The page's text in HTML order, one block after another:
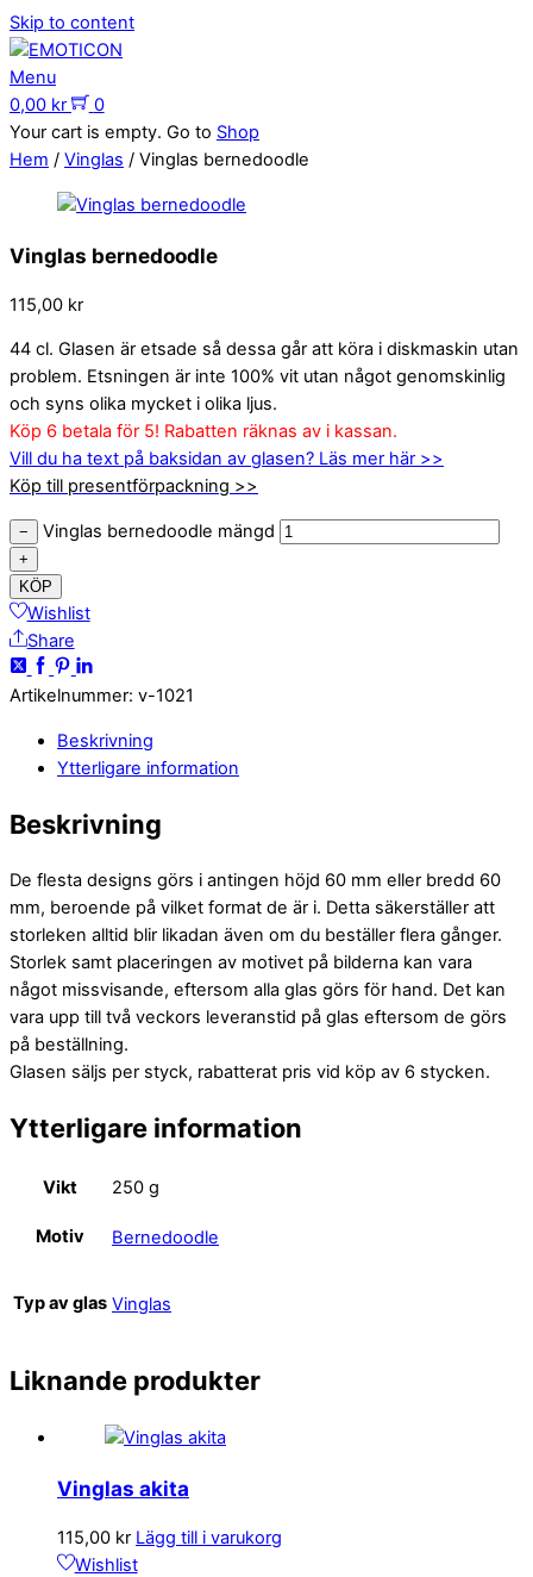
Skip to content
Menu
0,00 kr
0
Your cart is empty. Go to Shop
Hem / Vinglas / Vinglas bernedoodle
Vinglas bernedoodle
115,00 kr
44 cl. Glasen är etsade så dessa går att köra i diskmaskin utan
problem. Etsningen är inte 100% vit utan något genomskinlig
och syns olika mycket i olika ljus.
Köp 6 betala för 5! Rabatten räknas av i kassan.
Vill du ha text på baksidan av glasen? Läs mer här >>
Köp till presentförpackning >>
− Vinglas bernedoodle mängd
+
KÖP
Wishlist
Share
Artikelnummer: v-1021
Beskrivning
Ytterligare information
Beskrivning
De flesta designs görs i antingen höjd 60 mm eller bredd 60
mm, beroende på vilket format de är i. Detta säkerställer att
storleken alltid blir likadan även om du beställer flera gånger.
Storlek samt placeringen av motivet på bilderna kan vara
något missvisande, eftersom alla glas görs för hand. Det kan
vara upp till två veckors leveranstid på glas eftersom de görs
på beställning.
Glasen säljs per styck, rabatterat pris vid köp av 6 stycken.
Ytterligare information
Vikt 250 g
Motiv Bernedoodle
Typ av glas Vinglas
Liknande produkter
Vinglas akita
115,00 kr Lägg till i varukorg
Wishlist